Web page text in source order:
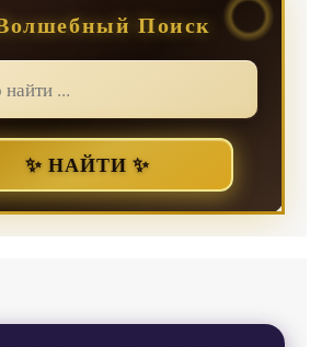
Поиск
✨ НАЙТИ ✨